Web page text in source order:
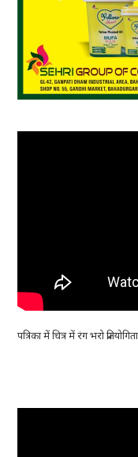
पत्रिका में चित्र में रंग भरो